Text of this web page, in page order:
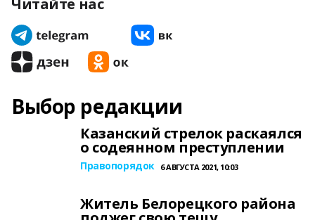
Читайте нас
Выбор редакции
Казанский стрелок раскаялся
о содеянном преступлении
Правопорядок 6 АВГУСТА 2021, 10:03
Житель Белорецкого района